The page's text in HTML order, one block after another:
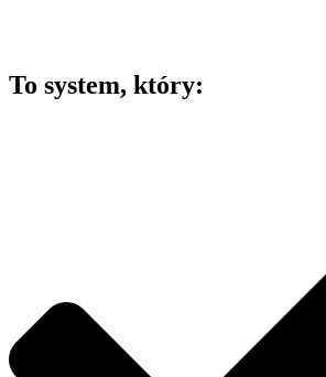
To system, który: